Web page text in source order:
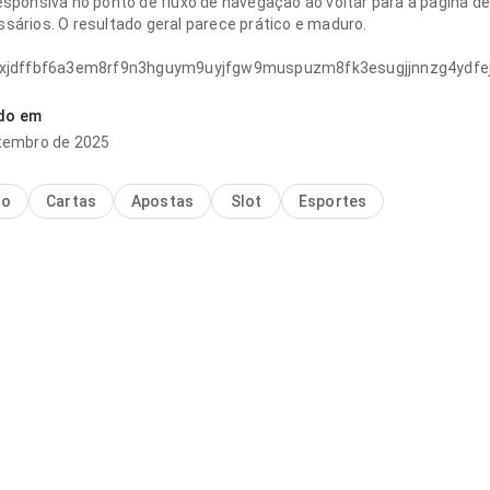
O resultado geral parece prático e maduro.
combina bem com uso frequente.
em
de 2025
Cartas Apostas Slot Esportes